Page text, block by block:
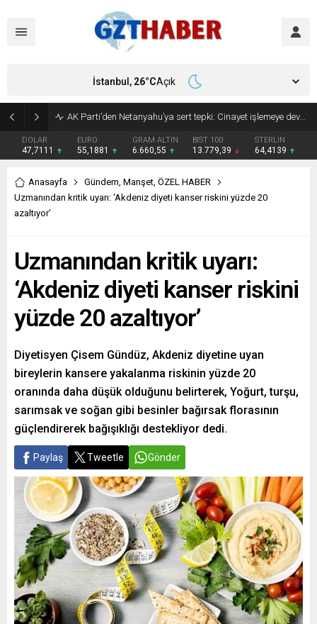
AK Parti’den Netanyahu’ya sert tepki: Cinayet işlemeye devam ediyor
DOLAR
47,7111
EURO
55,1881
GRAM ALTIN
6.660,55
BIST 100
13.779,39
STERLİN
64,4139
İstanbul, 26°CAçık
Anasayfa Gündem, Manşet, ÖZEL HABER
Uzmanından kritik uyarı: ‘Akdeniz diyeti kanser riskini yüzde 20
azaltıyor’
Uzmanından kritik uyarı:
‘Akdeniz diyeti kanser riskini
yüzde 20 azaltıyor’
Diyetisyen Çisem Gündüz, Akdeniz diyetine uyan
bireylerin kansere yakalanma riskinin yüzde 20
oranında daha düşük olduğunu belirterek, Yoğurt, turşu,
sarımsak ve soğan gibi besinler bağırsak florasının
güçlendirerek bağışıklığı destekliyor dedi.
Paylaş Tweetle Gönder